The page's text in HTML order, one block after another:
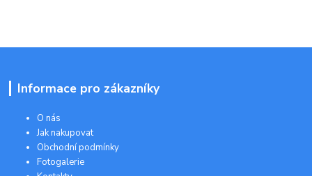
Informace pro zákazníky
O nás
Jak nakupovat
Obchodní podmínky
Fotogalerie